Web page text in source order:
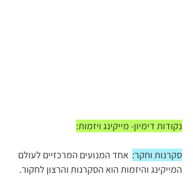
נקודות דימיון- מייקינג ויזמות:
סקרנות וחקר: אחד המנועים המרכזיים לעולם
המייקינג והיזמות הוא הסקרנות והרצון לחקור.